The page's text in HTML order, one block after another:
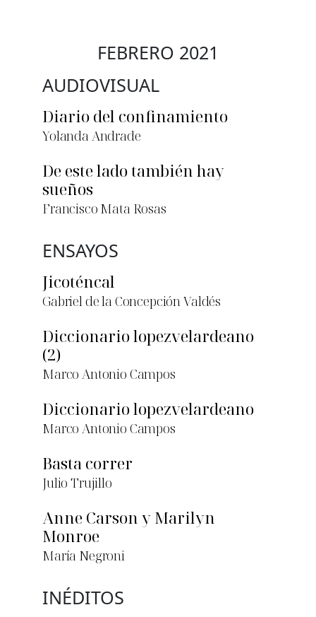
FEBRERO 2021
AUDIOVISUAL
Diario del confinamiento
Yolanda Andrade
De este lado también hay
sueños
Francisco Mata Rosas
ENSAYOS
Jicoténcal
Gabriel de la Concepción Valdés
Diccionario lopezvelardeano
(2)
Marco Antonio Campos
Diccionario lopezvelardeano
Marco Antonio Campos
Basta correr
Julio Trujillo
Anne Carson y Marilyn
Monroe
María Negroni
INÉDITOS